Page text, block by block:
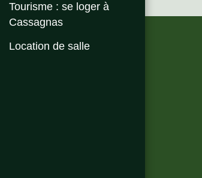
Tourisme : se loger à
Cassagnas
Location de salle